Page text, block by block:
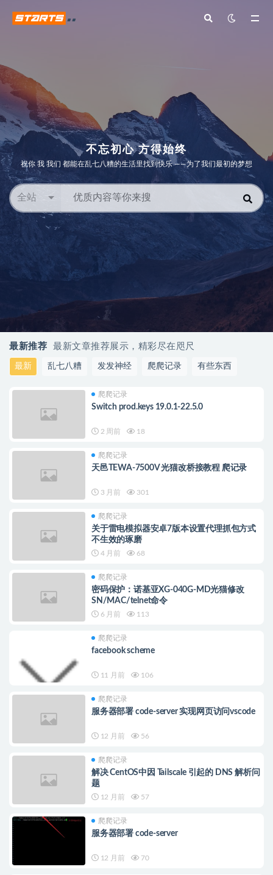
不忘初心 方得始终
祝你 我 我们 都能在乱七八糟的生活里找到快乐 ——为了我们最初的梦想
全站
最新推荐 最新文章推荐展示，精彩尽在咫尺
最新 乱七八糟 发发神经 爬爬记录 有些东西
爬爬记录
Switch prod.keys 19.0.1-22.5.0
2 周前 18
爬爬记录
天邑TEWA-7500V 光猫改桥接教程 爬记录
3 月前 301
爬爬记录
关于雷电模拟器安卓7版本设置代理抓包方式
不生效的琢磨
4 月前 68
爬爬记录
密码保护：诺基亚XG-040G-MD光猫修改
SN/MAC/telnet命令
6 月前 113
爬爬记录
facebook scheme
11 月前 106
爬爬记录
服务器部署 code-server 实现网页访问vscode
12 月前 56
爬爬记录
解决 CentOS中因 Tailscale 引起的 DNS 解析问
题
12 月前 57
爬爬记录
服务器部署 code-server
12 月前 70